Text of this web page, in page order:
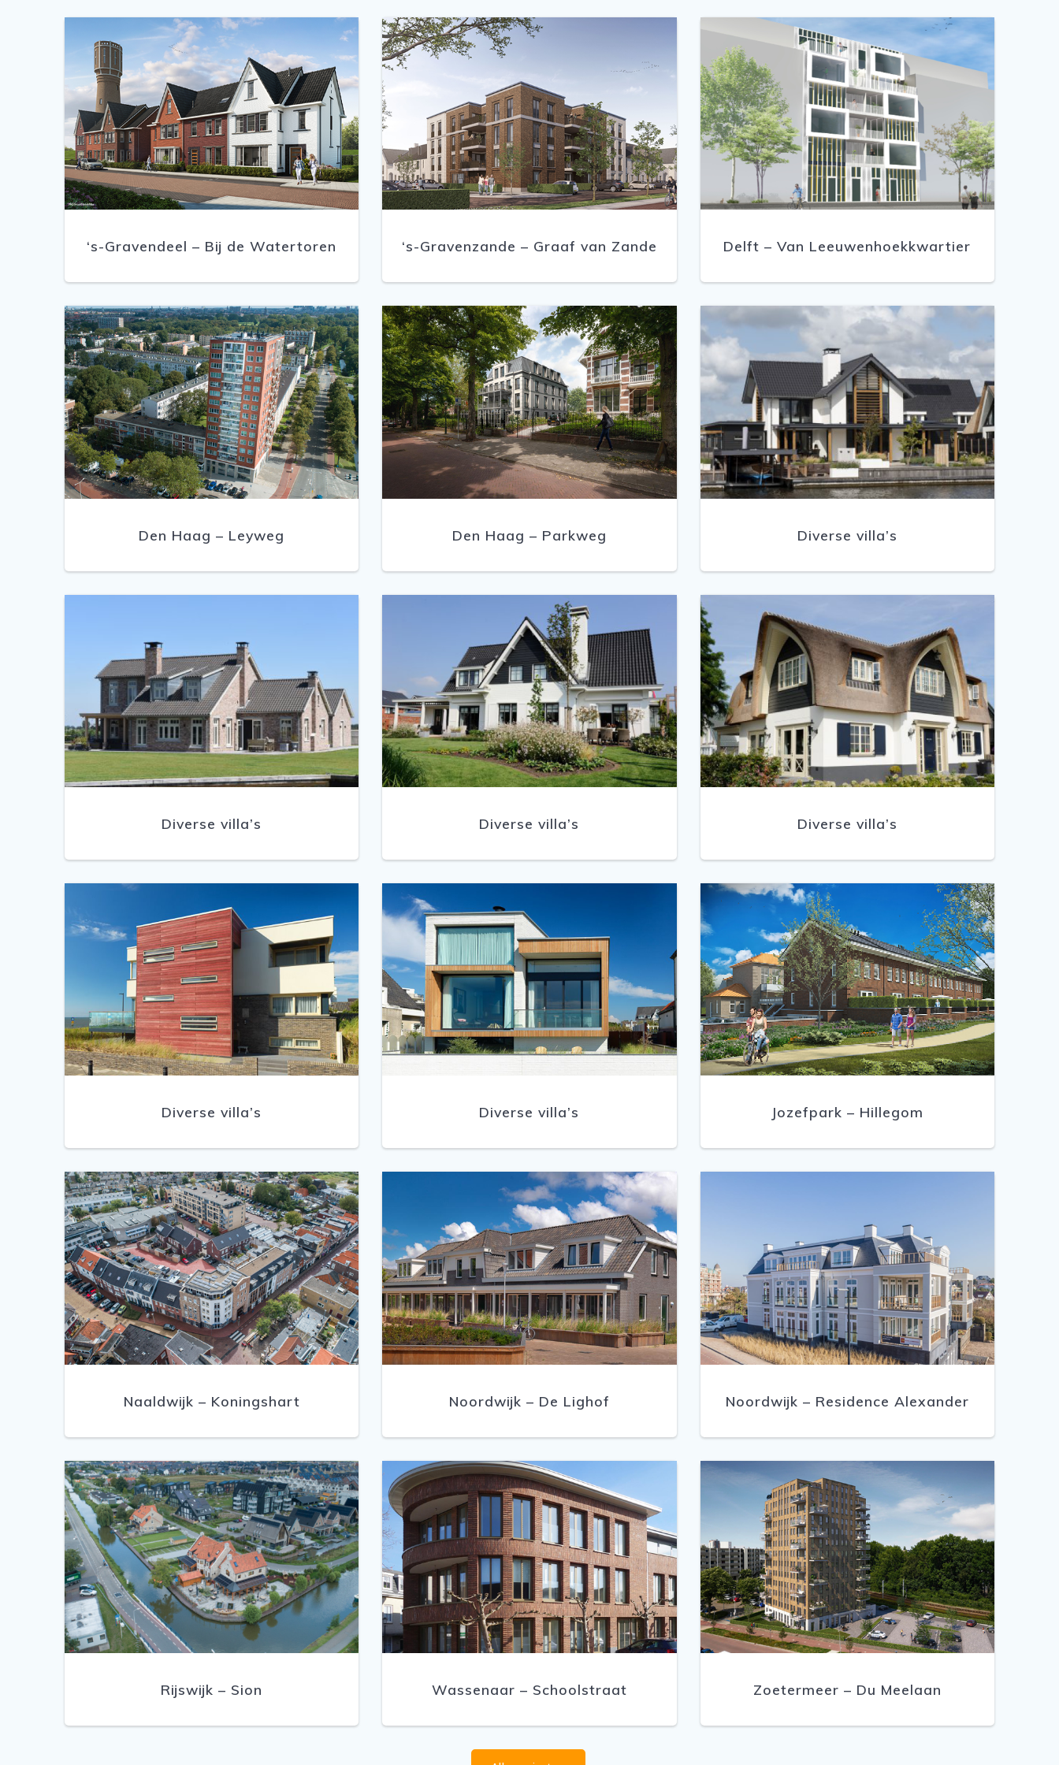
‘s-Gravendeel – Bij de Watertoren ‘s-Gravenzande – Graaf van Zande Delft – Van Leeuwenhoekkwartier
Den Haag – Leyweg Den Haag – Parkweg Diverse villa’s
Diverse villa’s Diverse villa’s Diverse villa’s
Diverse villa’s Diverse villa’s Jozefpark – Hillegom
Naaldwijk – Koningshart Noordwijk – De Lighof Noordwijk – Residence Alexander
Rijswijk – Sion Wassenaar – Schoolstraat Zoetermeer – Du Meelaan